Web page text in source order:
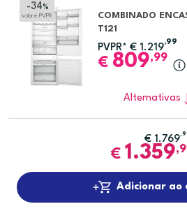
-34 %
sobre PVPR
COMBINADO
T121
PVPR* € 1.219
,99
€ 809,99
Alternativas
€ 1.769
€ 1.359
Adicionar ao